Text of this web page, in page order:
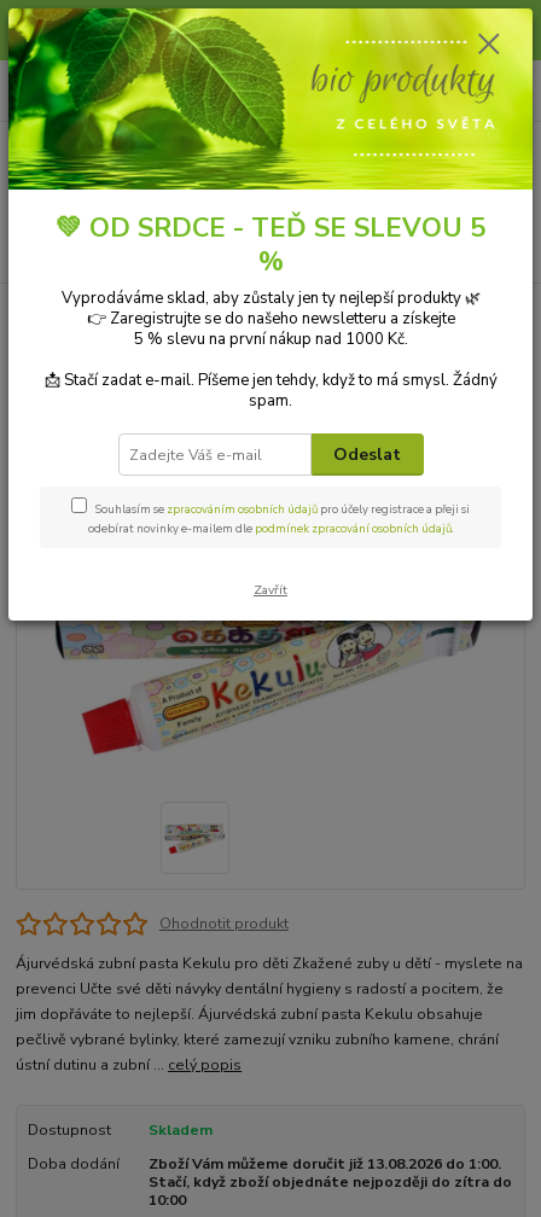
Slunce, koupání a horko dávají vlasům zabrat. Dopřejte jim šetrnou péči s
přírodní vlasovou kosmetikou.
Menu
CZK
+420 606 912 887
9-18:00 hod.
0 ks
za 0,00 Kč
HYGIENA Ústní hygiena Zubní pasta Kekulu 40 g Siddhalepa
Zubní pasta Kekulu 40 g
Siddhalepa
Ohodnotit produkt
Ájurvédská zubní pasta Kekulu pro děti Zkažené zuby u dětí - myslete na
prevenci Učte své děti návyky dentální hygieny s radostí a pocitem, že
jim dopřáváte to nejlepší. Ájurvédská zubní pasta Kekulu obsahuje
pečlivě vybrané bylinky, které zamezují vzniku zubního kamene, chrání
ústní dutinu a zubní ... celý popis
Dostupnost
Skladem
Doba dodání
Zboží Vám můžeme doručit již 13.08.2026 do 1:00.
Stačí, když zboží objednáte nejpozději do zítra do
10:00
💚 OD SRDCE - TEĎ SE SLEVOU 5
%
Vyprodáváme sklad, aby zůstaly jen ty nejlepší produkty 🌿
👉 Zaregistrujte se do našeho newsletteru a získejte
5 % slevu na první nákup nad 1000 Kč.
📩 Stačí zadat e-mail. Píšeme jen tehdy, když to má smysl. Žádný
spam.
Odeslat
Souhlasím se zpracováním osobních údajů pro účely registrace a přeji si
odebírat novinky e-mailem dle podmínek zpracování osobních údajů.
Zavřít